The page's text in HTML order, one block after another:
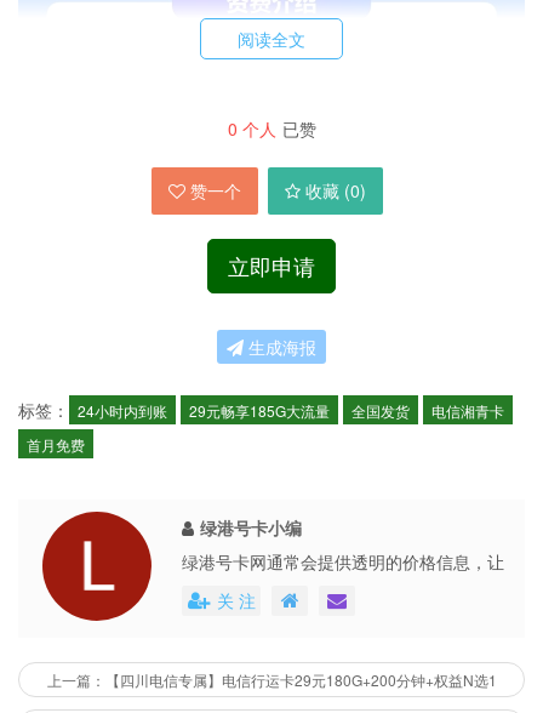
阅读全文
0 个人 已赞
赞一个 收藏 (0)
立即申请
生成海报
标签： 24小时内到账 29元畅享185G大流量 全国发货
电信湘青卡
首月免费
绿港号卡小编
绿港号卡网通常会提供透明的价格信息，让
用户能够清楚地了解到每个号卡套餐的具体
费用。这些平台还会不定期地推出各种优惠
了市场的公平竞争。
关 注
上一篇：【四川电信专属】电信行运卡29元180G+200分钟+权益N选1